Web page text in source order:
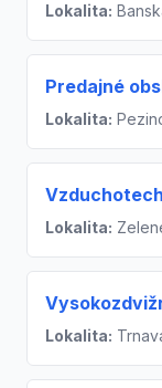
Lokalita:
Predajné
Lokalita:
Lokalita:
Lokalita: